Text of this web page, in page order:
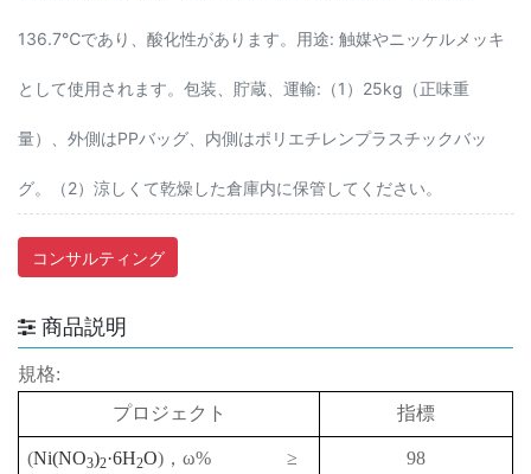
136.7℃であり、酸化性があります。用途: 触媒やニッケルメッキ
として使用されます。包装、貯蔵、運輸:（1）25kg（正味重
量）、外側はPPバッグ、内側はポリエチレンプラスチックバッ
グ。（2）涼しくて乾燥した倉庫内に保管してください。
コンサルティング
商品説明
規格:
プロジェクト
指標
(Ni(NO3)2·6H2O) ，ω%≥ 98